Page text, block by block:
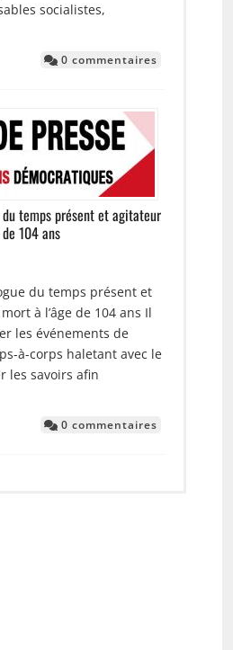
socialistes,
0 commentaires
temps présent et agitateur
104 ans
du temps présent et
à l’âge de 104 ans Il
les événements de
à-corps haletant avec le
les savoirs afin
0 commentaires